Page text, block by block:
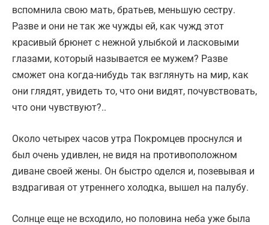
вспомнила свою мать, братьев, меньшую сестру.
Разве и они не так же чужды ей, как чужд этот
красивый брюнет с нежной улыбкой и ласковыми
глазами, который называется ее мужем? Разве
сможет она когда-нибудь так взглянуть на мир, как
они глядят, увидеть то, что они видят, почувствовать,
что они чувствуют?..
Около четырех часов утра Покромцев проснулся и
был очень удивлен, не видя на противоположном
диване своей жены. Он быстро оделся и, позевывая и
вздрагивая от утреннего холодка, вышел на палубу.
Солнце еще не всходило, но половина неба уже была